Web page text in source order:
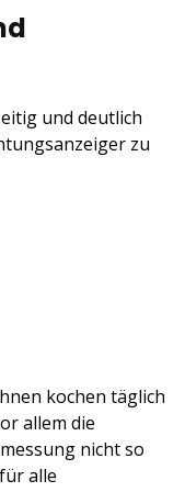
und deutlich
zu
kochen täglich
allem die
nicht so
alle